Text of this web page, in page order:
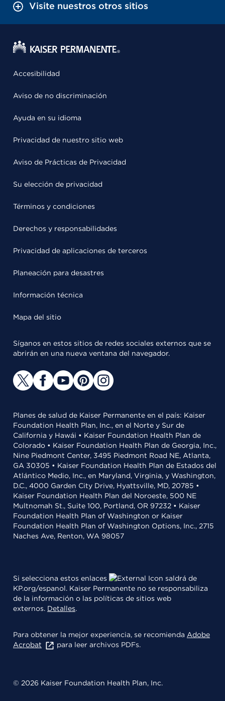
Visite nuestros otros sitios
Accesibilidad
Aviso de no discriminación
Ayuda en su idioma
Privacidad de nuestro sitio web
Aviso de Prácticas de Privacidad
Su elección de privacidad
Términos y condiciones
Derechos y responsabilidades
Privacidad de aplicaciones de terceros
Planeación para desastres
Información técnica
Mapa del sitio
Síganos en estos sitios de redes sociales externos que se
abrirán en una nueva ventana del navegador.
Planes de salud de Kaiser Permanente en el país: Kaiser
Foundation Health Plan, Inc., en el Norte y Sur de
California y Hawái • Kaiser Foundation Health Plan de
Colorado • Kaiser Foundation Health Plan de Georgia, Inc.,
Nine Piedmont Center, 3495 Piedmont Road NE, Atlanta,
GA 30305 • Kaiser Foundation Health Plan de Estados del
Atlántico Medio, Inc., en Maryland, Virginia, y Washington,
D.C., 4000 Garden City Drive, Hyattsville, MD, 20785 •
Kaiser Foundation Health Plan del Noroeste, 500 NE
Multnomah St., Suite 100, Portland, OR 97232 • Kaiser
Foundation Health Plan of Washington or Kaiser
Foundation Health Plan of Washington Options, Inc., 2715
Naches Ave, Renton, WA 98057
Si selecciona estos enlaces
saldrá de
KP.org/espanol. Kaiser Permanente no se responsabiliza
de la información o las políticas de sitios web
externos. Detalles.
Para obtener la mejor experiencia, se recomienda Adobe
Acrobat
para leer archivos PDFs.
© 2026 Kaiser Foundation Health Plan, Inc.